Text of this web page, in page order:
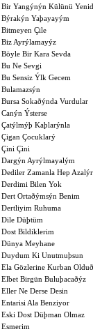
Bir Yangýnýn Külünü
Býrakýn Yaþayayým
Bitmeyen Çile
Biz Ayrýlamayýz
Böyle Bir Kara Sevda
Bu Ne Sevgi
Bu Sensiz Ýlk Gecem
Bulamazsýn
Bursa Sokaðýnda Vurdular
Canýn Ýsterse
Çatýlmýþ Kaþlarýnla
Çigan Çocuklarý
Çini Çini
Dargýn Ayrýlmayalým
Dediler Zamanla Hep
Derdimi Bilen Yok
Dert Ortaðýmsýn Benim
Dertliyim Ruhuma
Dile Düþtüm
Dost Bildiklerim
Dünya Meyhane
Duydum Ki Unutmuþsun
Ela Gözlerine Kurban
Elbet Birgün Buluþacaðýz
Eller Ne Derse Desin
Entarisi Ala Benziyor
Eski Dost Düþman Olmaz
Esmerim